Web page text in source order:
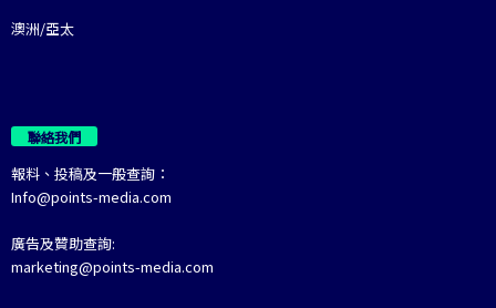
澳洲/亞太
聯絡我們
報料、投稿及一般查詢：
Info@points-media.com
廣告及贊助查詢:
marketing@points-media.com